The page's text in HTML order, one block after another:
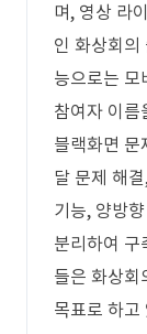
며, 영상 라
인 화상회의
능으로는 모
참여자 이름
블랙화면 문
달 문제 해
기능, 양방
분리하여 구
들은 화상회
목표로 하고